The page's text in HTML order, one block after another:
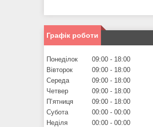
Графік роботи
Понеділок 09:00
18:00
Вівторок
09:00
18:00
Середа
09:00
18:00
Четвер
09:00
18:00
Пʼятниця
09:00
18:00
Субота
00:00
00:00
Неділя
00:00 00:00